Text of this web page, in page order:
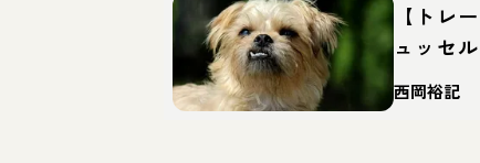
【トレ
ュッセ
犬？性
西岡裕記